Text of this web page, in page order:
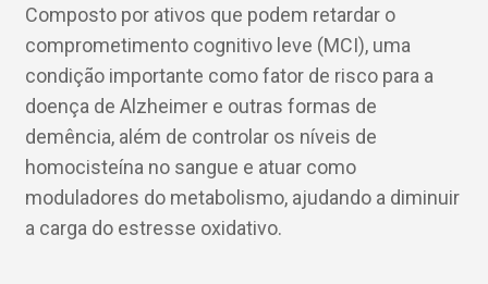
Composto por ativos que podem retardar o
comprometimento cognitivo leve (MCI), uma
condição importante como fator de risco para a
doença de Alzheimer e outras formas de
demência, além de controlar os níveis de
homocisteína no sangue e atuar como
moduladores do metabolismo, ajudando a diminuir
a carga do estresse oxidativo.